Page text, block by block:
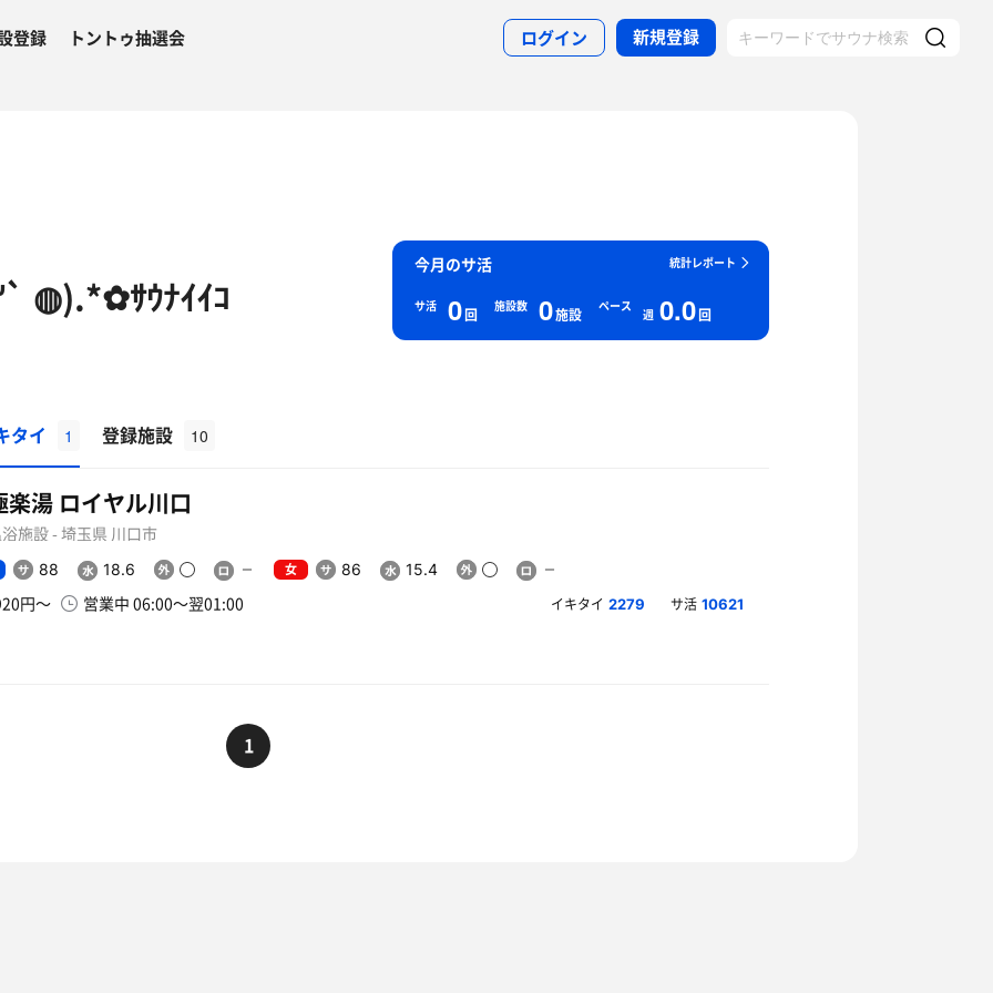
登録 トントゥ抽選会 ログイン 新規登録
◍).*✿ｻｳﾅｲｲｺ
統計レポート
今月のサ活
サ活 0回 施設数 0施設 ペース
週 0.0回
タイ 1 登録施設 10
楽湯 ロイヤル川口
施設 - 埼玉県 川口市
88 18.6 女 86 15.4
円〜 営業中 06:00〜翌01:00 イキタイ 2279 サ活 10621
1